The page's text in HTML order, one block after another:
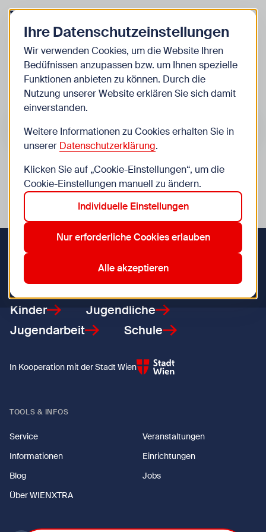
Zurück zur Startseite Zum
Kinder
Veranstaltungen
Suche im Bereich “Kinder”
Suchen
Veranstaltungen in Wien im Bereich “Kinder”
Aktive Filter: 14. Penzing 8. Josefstadt
Zurücksetzen
Zurück zur Startseite
Kinder
Jugendliche
Jugendarbeit
Schule
In Kooperation mit der Stadt Wien
TOOLS & INFOS
Service
Veranstaltungen
Informationen
Einrichtungen
Blog
Jobs
Über WIENXTRA
Ihre Datenschutzeinstellungen
Wir verwenden Cookies, um die Website Ihren
Bedüfnissen anzupassen bzw. um Ihnen spezielle
Funktionen anbieten zu können. Durch die
Nutzung unserer Website erklären Sie sich damit
einverstanden.
Weitere Informationen zu Cookies erhalten Sie in
unserer Datenschutzerklärung.
Klicken Sie auf „Cookie-Einstellungen“, um die
Cookie-Einstellungen manuell zu ändern.
Individuelle Einstellungen
Nur erforderliche Cookies erlauben
Alle akzeptieren